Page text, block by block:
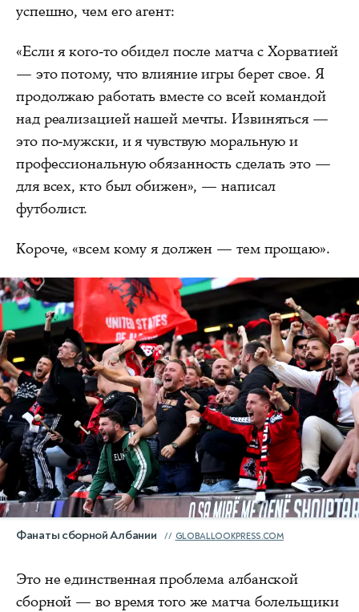
успешно, чем его агент:
«Если я кого-то обидел после матча с Хорватией
— это потому, что влияние игры берет свое. Я
продолжаю работать вместе со всей командой
над реализацией нашей мечты. Извиняться —
это по-мужски, и я чувствую моральную и
профессиональную обязанность сделать это —
для всех, кто был обижен», — написал
футболист.
Короче, «всем кому я должен — тем прощаю».
Фанаты сборной Албании GLOBALLOOKPRESS.COM
Это не единственная проблема албанской
сборной — во время того же матча болельщики